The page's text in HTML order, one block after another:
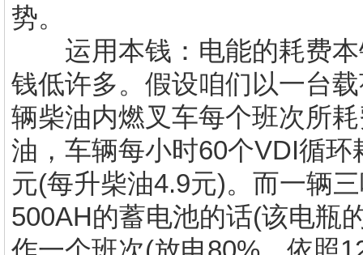
势。
运用本钱：电能的耗费本
钱低许多。假设咱们以一台
辆柴油内燃叉车每个班次所
油，车辆每小时60个VDI循
元(每升柴油4.9元)。而一辆
500AH的蓄电池的话(该电瓶